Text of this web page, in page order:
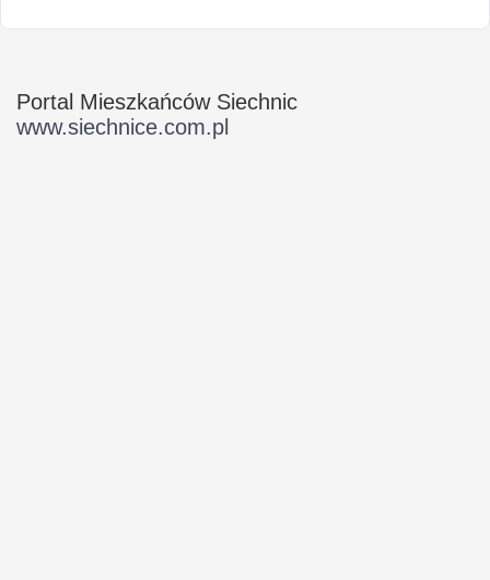
Portal Mieszkańców Siechnic
www.siechnice.com.pl